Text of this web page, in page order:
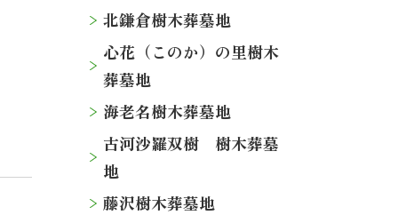
北鎌倉樹木葬墓地
心花（このか）の里樹木
葬墓地
海老名樹木葬墓地
古河沙羅双樹 樹木葬墓
地
藤沢樹木葬墓地